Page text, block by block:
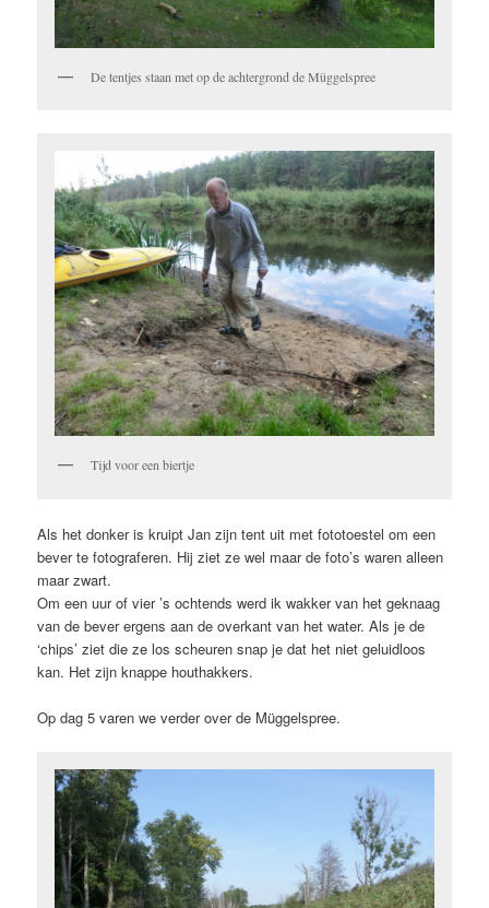
De tentjes staan met op de achtergrond de Müggelspree
Tijd voor een biertje
Als het donker is kruipt Jan zijn tent uit met fototoestel om een
bever te fotograferen. Hij ziet ze wel maar de foto’s waren alleen
maar zwart.
Om een uur of vier ’s ochtends werd ik wakker van het geknaag
van de bever ergens aan de overkant van het water. Als je de
‘chips’ ziet die ze los scheuren snap je dat het niet geluidloos
kan. Het zijn knappe houthakkers.
Op dag 5 varen we verder over de Müggelspree.